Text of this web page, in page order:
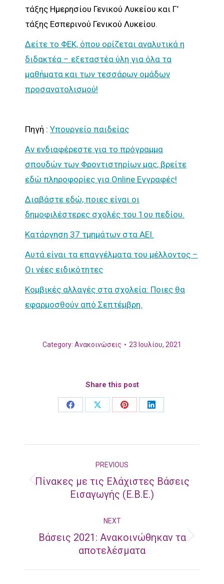
τάξης Ημερησίου Γενικού Λυκείου και Γ’
τάξης Εσπερινού Γενικού Λυκείου.
Δείτε το ΦΕΚ, όπου ορίζεται αναλυτικά η
διδακτέα – εξεταστέα ύλη για όλα τα
μαθήματα και των τεσσάρων ομάδων
προσανατολισμού!
Πηγή : Υπουργείο παιδείας
Αν ενδιαφέρεστε για το πρόγραμμα
σπουδών των Φροντιστηρίων μας, βρείτε
εδώ πληροφορίες για Online Εγγραφές!
Διαβάστε εδώ, ποιες είναι οι
δημοφιλέστερες σχολές του 1ου πεδίου.
Κατάργηση 37 τμημάτων στα ΑΕΙ.
Αυτά είναι τα επαγγέλματα του μέλλοντος –
Οι νέες ειδικότητες
Κομβικές αλλαγές στα σχολεία: Ποιες θα
εφαρμοσθούν από Σεπτέμβρη.
Category: Ανακοινώσεις 23 Ιουλίου, 2021
Share this post
Share
Share
Share
Share
navigationPREVIOUS
Previous
post:
Πίνακες με τις Ελάχιστες Βάσεις
Εισαγωγής (Ε.Β.Ε.)
NEXT
Next
post:
Βάσεις 2021: Ανακοινώθηκαν τα
αποτελέσματα